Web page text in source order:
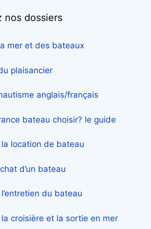
nos dossiers
mer et des bateaux
plaisancier
anglais/français
bateau choisir? le guide
location de bateau
d’un bateau
du bateau
croisière et la sortie en mer